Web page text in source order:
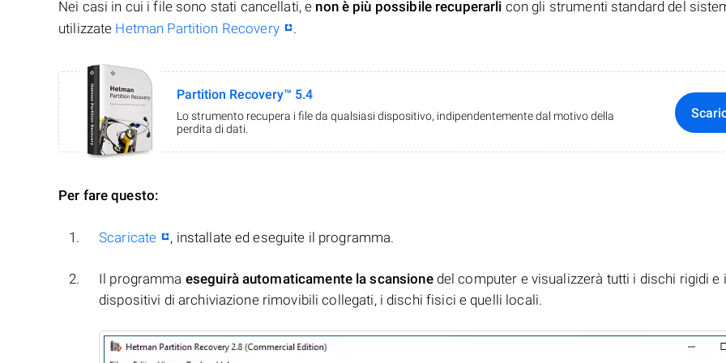
Nei casi in cui i file sono stati cancellati, e non è più possibile recuperarli con gli strumenti standard del
utilizzate Hetman Partition Recovery .
Partition Recovery™ 5.4
Lo strumento recupera i file da qualsiasi dispositivo, indipendentemente dal motivo della
perdita di dati.
Per fare questo:
Scaricate , installate ed eseguite il programma.
Il programma eseguirà automaticamente la scansionedel computer e visualizzerà tutti i dischi rigidi e i
dispositivi di archiviazione rimovibili collegati, i dischi fisici e quelli locali.